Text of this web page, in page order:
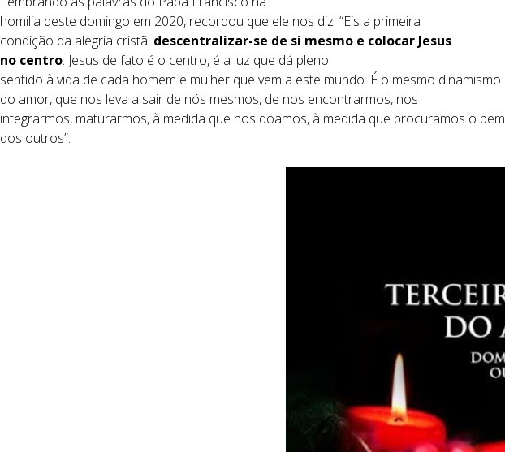
homilia deste domingo em 2020, recordou que ele nos diz: “Eis a primeira
condição da alegria cristã: descentralizar-se de si mesmo e colocar Jesus
no centro. Jesus de fato é o centro, é a luz que dá pleno
sentido à vida de cada homem e mulher que vem a este mundo. É o mesmo dinamismo
do amor, que nos leva a sair de nós mesmos, de nos encontrarmos, nos
integrarmos, maturarmos, à medida que nos doamos, à medida que procuramos o bem
dos outros”.